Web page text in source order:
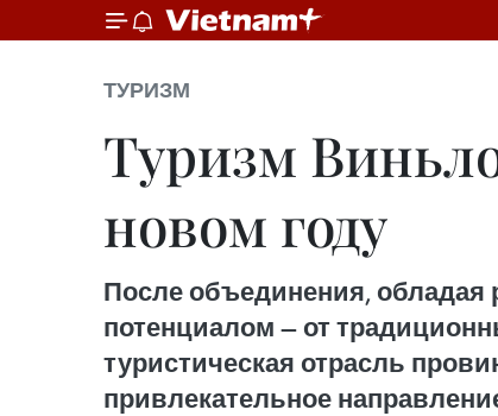
ТУРИЗМ
Туризм
новом году
После объединения,
потенциалом — от
туристическая отрасль
привлекательное